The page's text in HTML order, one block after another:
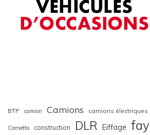
BTP camion Camions camions électriques
Cometto construction DLR Eiffage